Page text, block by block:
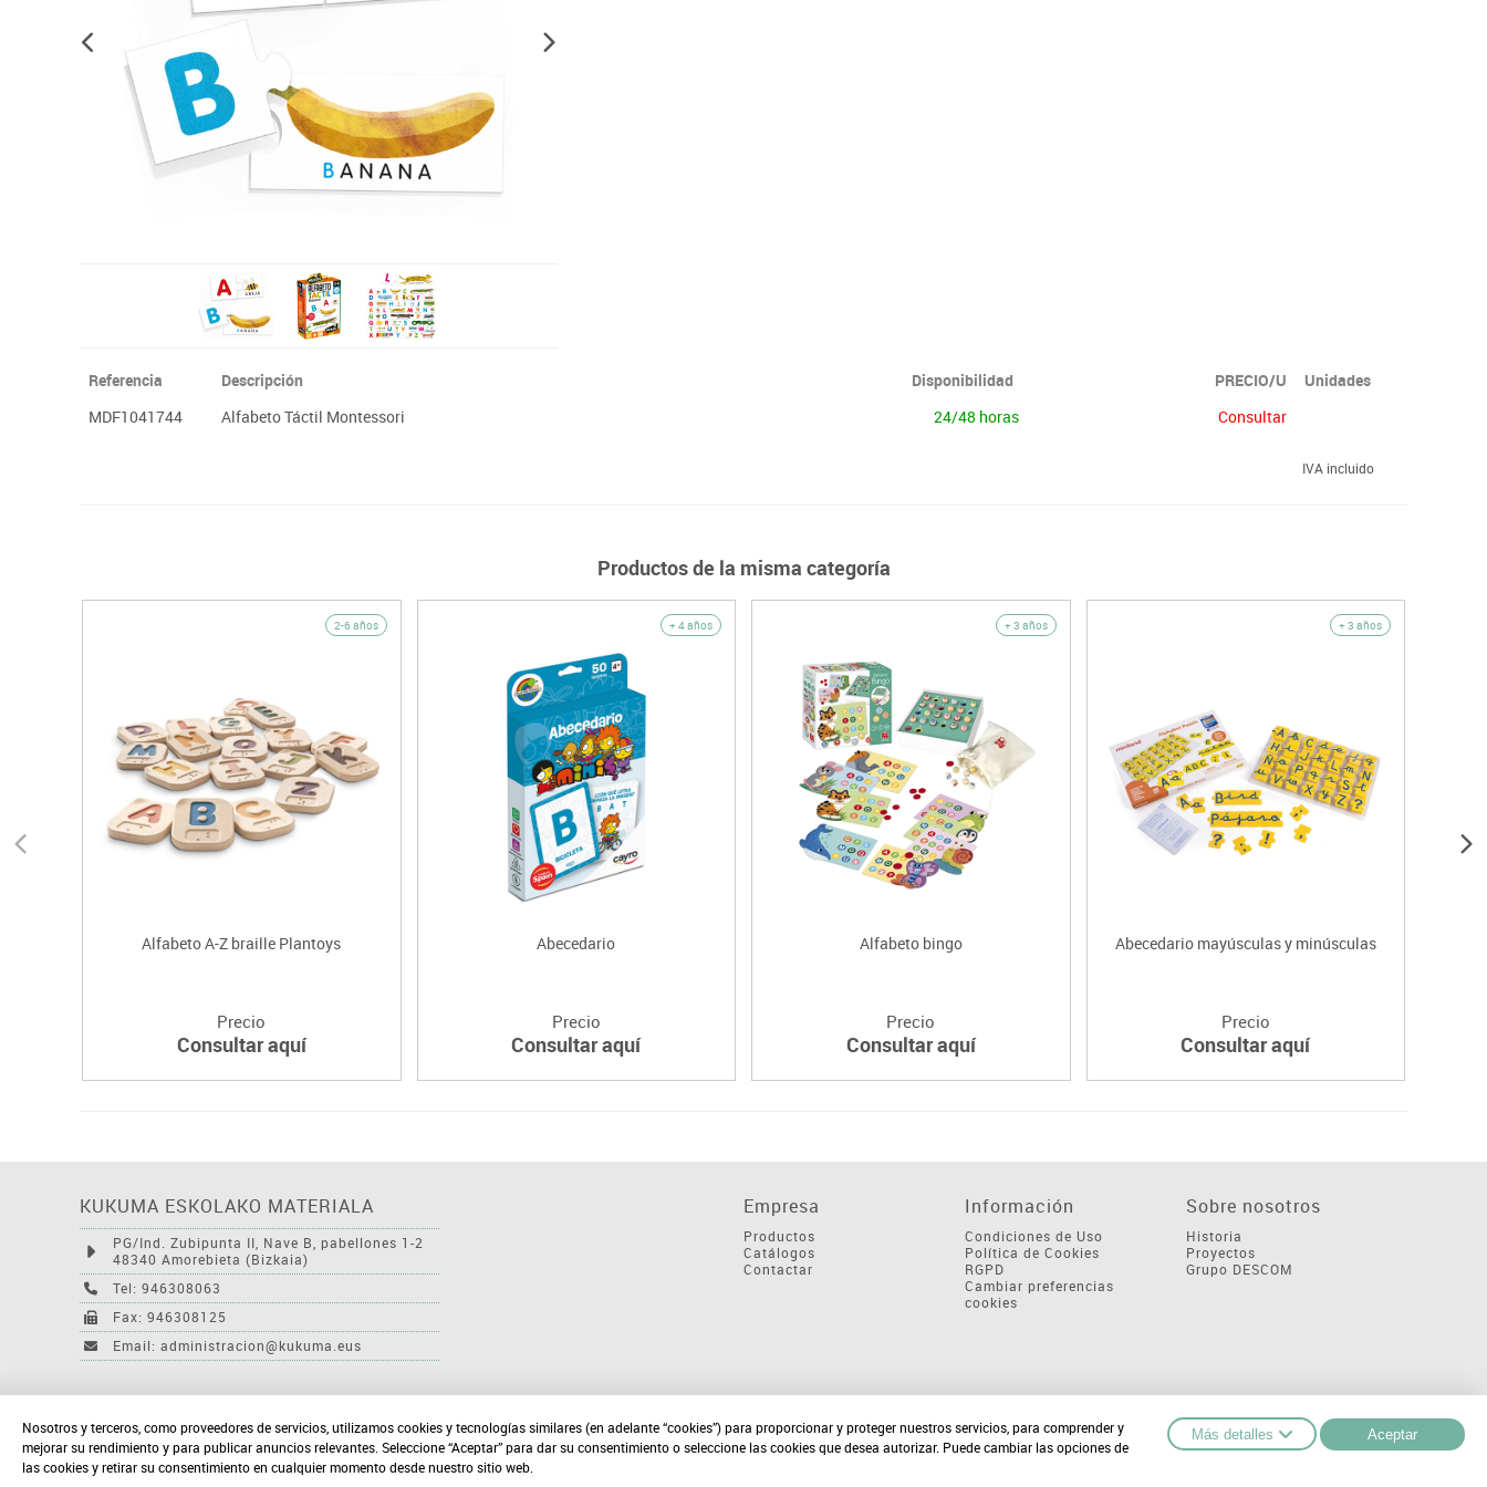
Plastifica, encuaderna, destruye
Papel y manipulados
Referencia Descripción Disponibilidad PRECIO/U
Unidades
MDF1041744
Alfabeto Táctil Montessori 24/48 horas Consultar
IVA incluido
Productos de la misma categoría
2-6 años
Alfabeto A-Z braille Plantoys
Precio
Consultar aquí
+ 4 años
Abecedario
Precio
Consultar aquí
+ 3 años
Alfabeto bingo
Precio
Consultar aquí
+ 3 años
Abecedario mayúsculas y minúsculas
Precio
Consultar aquí
KUKUMA ESKOLAKO MATERIALA
PG/Ind. Zubipunta II, Nave B, pabellones 1-2
48340 Amorebieta (Bizkaia)
Tel: 946308063
Fax: 946308125
Email: administracion@kukuma.eus
Empresa
Productos
Catálogos
Contactar
Información
Condiciones de Uso
Política de Cookies
RGPD
Cambiar preferencias
cookies
Sobre nosotros
Historia
Proyectos
Grupo DESCOM
Nosotros y terceros, como proveedores de servicios, utilizamos cookies y tecnologías similares (en adelante “cookies”) para proporcionar y proteger nuestros servicios, para comprender y
mejorar su rendimiento y para publicar anuncios relevantes. Seleccione “Aceptar” para dar su consentimiento o seleccione las cookies que desea autorizar. Puede cambiar las opciones de
las cookies y retirar su consentimiento en cualquier momento desde nuestro sitio web.
Más detalles Aceptar